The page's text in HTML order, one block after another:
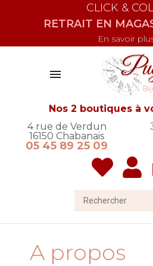
CLICK &
RETRAIT EN
En savoir

Nos 2 boutiques à
4 rue de Verdun
16150 Chabanais
05 45 89 25 09
A propos